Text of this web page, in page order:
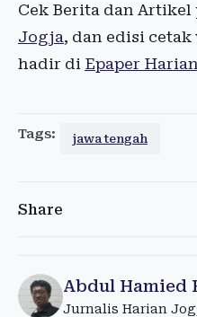
Cek Berita dan
Jogja, dan edisi
hadir di Epaper
Tags: jawa tengah
Share
Abdul Hamied
Jurnalis Harian